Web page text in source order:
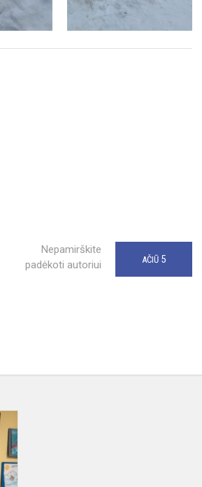
Nepamirškite
padėkoti autoriui
AČIŪ 5
mano
miestui“